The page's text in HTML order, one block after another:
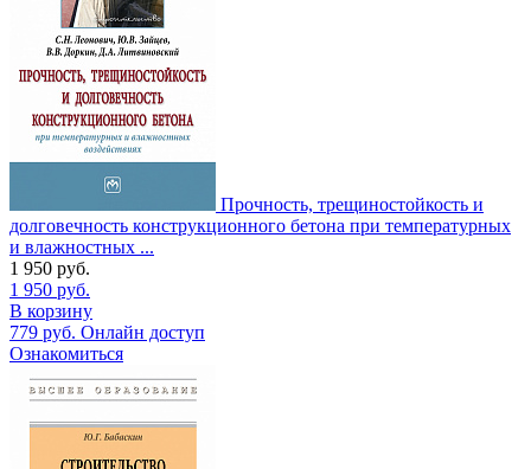
Прочность, трещиностойкость и
долговечность конструкционного бетона при температурных
и влажностных ...
1 950 руб.
1 950 руб.
В корзину
779 руб. Онлайн доступ
Ознакомиться